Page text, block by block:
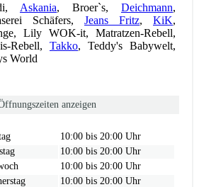
Askania, Broer`s, Deichmann,
Schäfers, Jeans Fritz, KiK,
Lily WOK-it, Matratzen-Rebell,
Rebell, Takko, Teddy's Babywelt,
World
anzeigen
10:00 bis 20:00 Uhr
10:00 bis 20:00 Uhr
10:00 bis 20:00 Uhr
10:00 bis 20:00 Uhr